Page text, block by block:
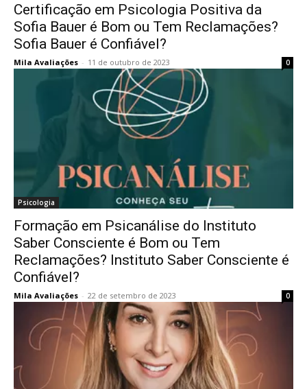
Certificação em Psicologia Positiva da
Sofia Bauer é Bom ou Tem Reclamações?
Sofia Bauer é Confiável?
Mila Avaliações - 11 de outubro de 2023 0
Psicologia
Formação em Psicanálise do Instituto
Saber Consciente é Bom ou Tem
Reclamações? Instituto Saber Consciente é
Confiável?
Mila Avaliações - 22 de setembro de 2023 0